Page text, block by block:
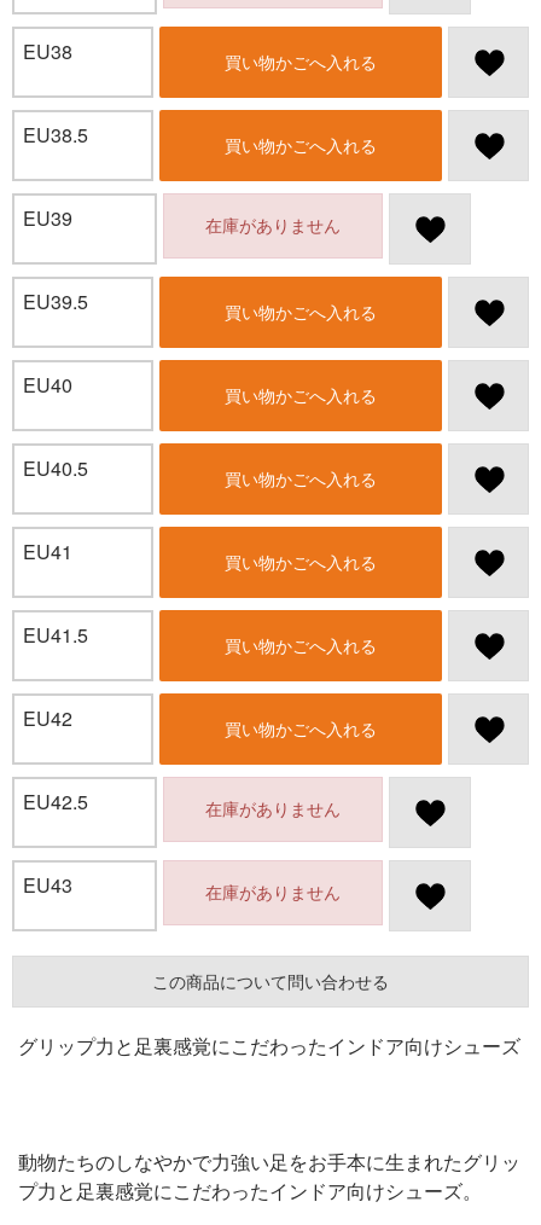
EU38 買い物かごへ入れる
EU38.5 買い物かごへ入れる
EU39 在庫がありません
EU39.5 買い物かごへ入れる
EU40 買い物かごへ入れる
EU40.5 買い物かごへ入れる
EU41 買い物かごへ入れる
EU41.5 買い物かごへ入れる
EU42 買い物かごへ入れる
EU42.5 在庫がありません
EU43 在庫がありません
この商品について問い合わせる
グリップ力と足裏感覚にこだわったインドア向けシューズ
動物たちのしなやかで力強い足をお手本に生まれたグリッ
プ力と足裏感覚にこだわったインドア向けシューズ。